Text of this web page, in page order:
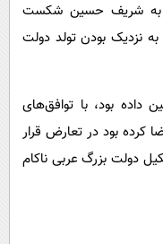
به شریف حسین شکست
نزدیک بودن تولد دولت
داده بود، با توافق‌های
کرده بود در تعارض قرار
دولت بزرگ عربی ناکام